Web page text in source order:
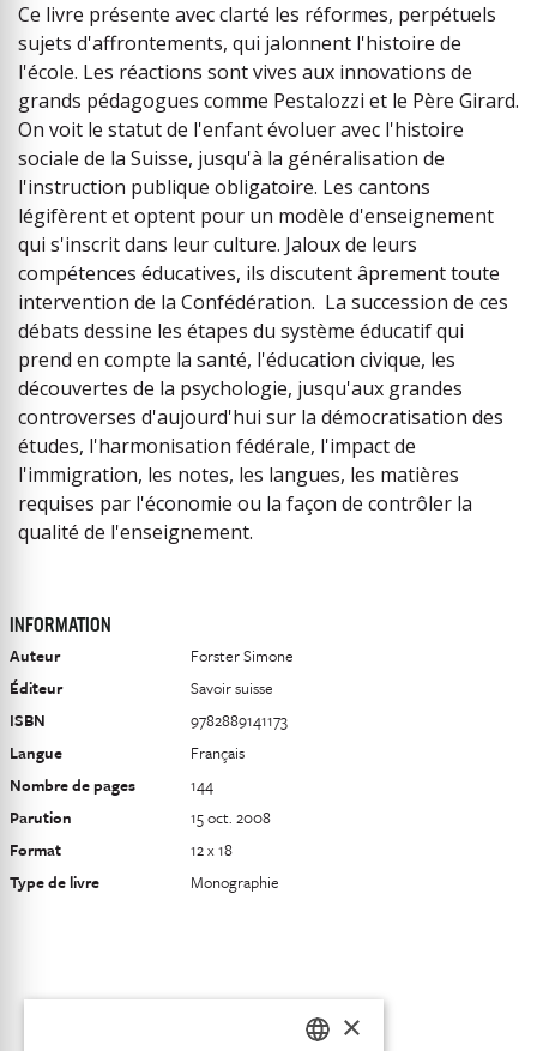
Ce livre présente avec clarté les réformes, perpétuels
sujets d'affrontements, qui jalonnent l'histoire de
l'école. Les réactions sont vives aux innovations de
grands pédagogues comme Pestalozzi et le Père Girard.
On voit le statut de l'enfant évoluer avec l'histoire
sociale de la Suisse, jusqu'à la généralisation de
l'instruction publique obligatoire. Les cantons
légifèrent et optent pour un modèle d'enseignement
qui s'inscrit dans leur culture. Jaloux de leurs
compétences éducatives, ils discutent âprement toute
intervention de la Confédération. La succession de ces
débats dessine les étapes du système éducatif qui
prend en compte la santé, l'éducation civique, les
découvertes de la psychologie, jusqu'aux grandes
controverses d'aujourd'hui sur la démocratisation des
études, l'harmonisation fédérale, l'impact de
l'immigration, les notes, les langues, les matières
requises par l'économie ou la façon de contrôler la
qualité de l'enseignement.
INFORMATION
Auteur
Forster Simone
Éditeur
Savoir suisse
ISBN
9782889141173
Langue
Français
Nombre de pages
144
Parution
15 oct. 2008
Format
12 x 18
Type de livre
Monographie
×